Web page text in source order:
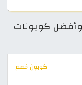
المزيد من كود خصم تيمو 2026 وأفضل كوبونات
كوبون خصم